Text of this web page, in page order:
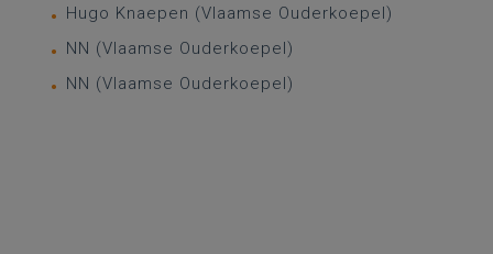
Hugo Knaepen (Vlaamse Ouderkoepel)
NN (Vlaamse Ouderkoepel)
NN (Vlaamse Ouderkoepel)